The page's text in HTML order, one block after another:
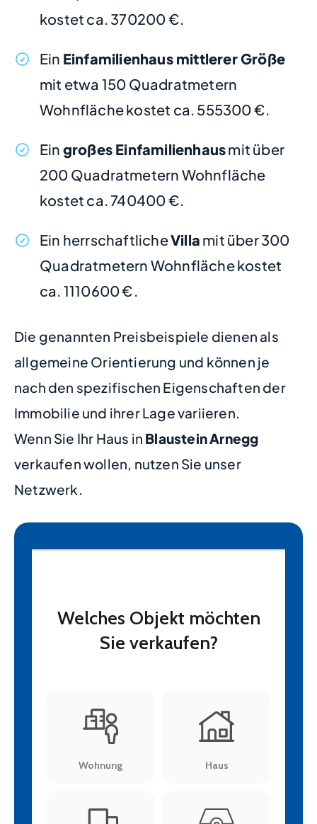
kostet ca. 370200 €.
Ein Einfamilienhaus mittlerer Größe
mit etwa 150 Quadratmetern
Wohnfläche kostet ca. 555300 €.
Ein großes Einfamilienhausmit über
200 Quadratmetern Wohnfläche
kostet ca. 740400 €.
Ein herrschaftlicheVilla mit über 300
Quadratmetern Wohnfläche kostet
ca. 1110600 €.
Die genannten Preisbeispiele dienen als
allgemeine Orientierung und können je
nach den spezifischen Eigenschaften der
Immobilie und ihrer Lage variieren.
Wenn Sie Ihr Haus in Blaustein Arnegg
verkaufen wollen, nutzen Sie unser
Netzwerk.